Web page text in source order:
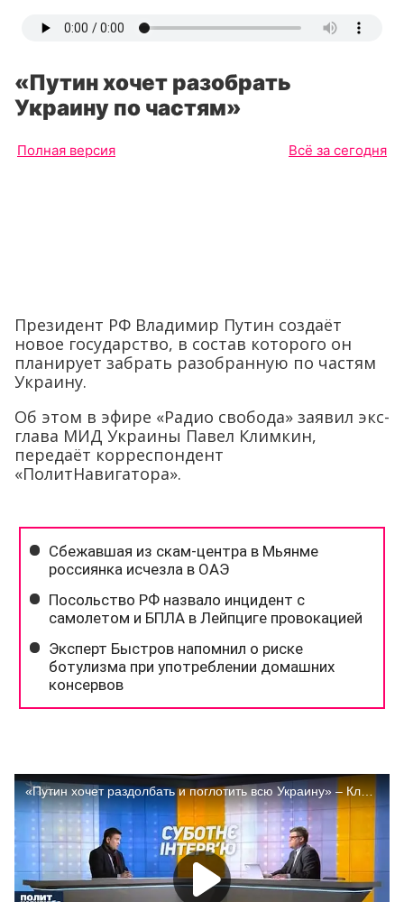
«Путин хочет разобрать
Украину по частям»
Полная версия Всё за сегодня
Президент РФ Владимир Путин создаёт
новое государство, в состав которого он
планирует забрать разобранную по частям
Украину.
Об этом в эфире «Радио свобода» заявил экс-
глава МИД Украины Павел Климкин,
передаёт корреспондент
«ПолитНавигатора».